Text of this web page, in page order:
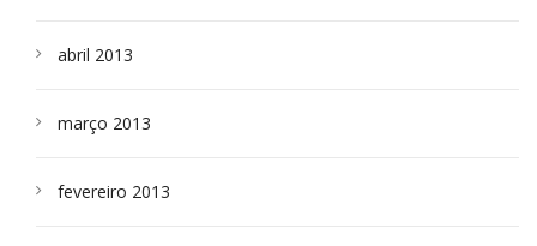
abril 2013
março 2013
fevereiro 2013